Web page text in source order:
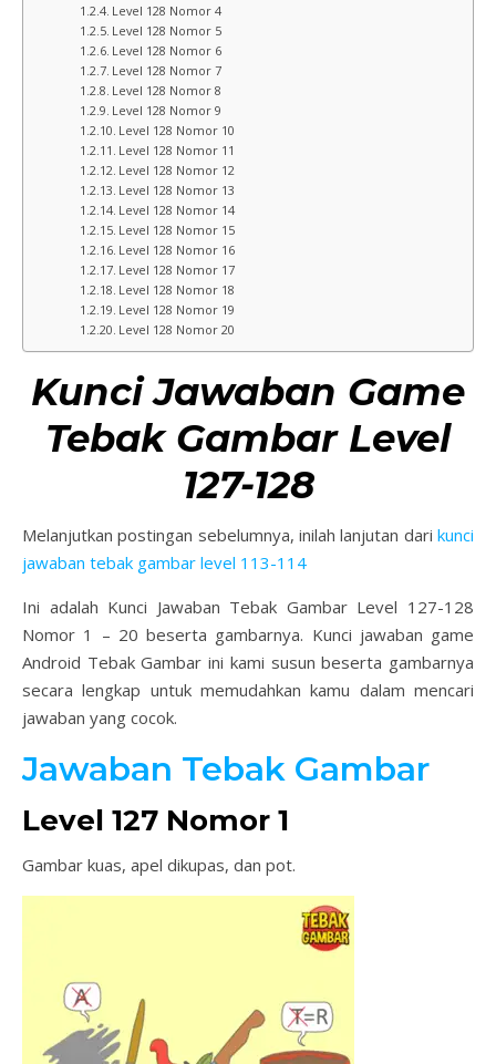
Level 128 Nomor 4
Level 128 Nomor 5
Level 128 Nomor 6
Level 128 Nomor 7
Level 128 Nomor 8
Level 128 Nomor 9
Level 128 Nomor 10
Level 128 Nomor 11
Level 128 Nomor 12
Level 128 Nomor 13
Level 128 Nomor 14
Level 128 Nomor 15
Level 128 Nomor 16
Level 128 Nomor 17
Level 128 Nomor 18
Level 128 Nomor 19
Level 128 Nomor 20
Kunci Jawaban Game
Tebak Gambar Level
127-128
Melanjutkan postingan sebelumnya, inilah lanjutan dari kunci
jawaban tebak gambar level 113-114
Ini adalah Kunci Jawaban Tebak Gambar Level 127-128
Nomor 1 – 20 beserta gambarnya. Kunci jawaban game
Android Tebak Gambar ini kami susun beserta gambarnya
secara lengkap untuk memudahkan kamu dalam mencari
jawaban yang cocok.
Jawaban Tebak Gambar
Level 127 Nomor 1
Gambar kuas, apel dikupas, dan pot.